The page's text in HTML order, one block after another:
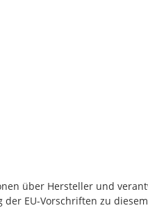
über Hersteller und
EU-Vorschriften zu